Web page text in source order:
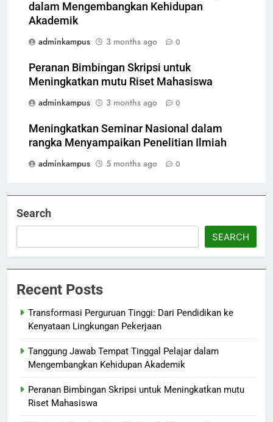
dalam Mengembangkan Kehidupan
Akademik
adminkampus
3 months ago 0
Peranan Bimbingan Skripsi untuk
Meningkatkan mutu Riset Mahasiswa
adminkampus
3 months ago 0
Meningkatkan Seminar Nasional dalam
rangka Menyampaikan Penelitian Ilmiah
adminkampus
5 months ago 0
Search
SEARCH
Recent Posts
Transformasi Perguruan Tinggi: Dari Pendidikan ke
Kenyataan Lingkungan Pekerjaan
Tanggung Jawab Tempat Tinggal Pelajar dalam
Mengembangkan Kehidupan Akademik
Peranan Bimbingan Skripsi untuk Meningkatkan mutu
Riset Mahasiswa